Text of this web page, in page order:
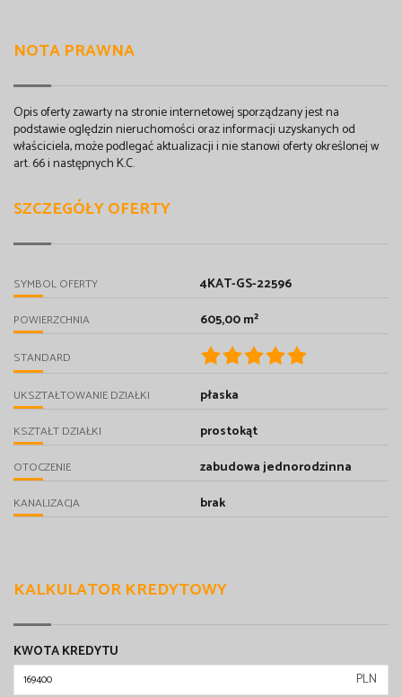
NOTA PRAWNA
Opis oferty zawarty na stronie internetowej sporządzany jest na
podstawie oględzin nieruchomości oraz informacji uzyskanych od
właściciela, może podlegać aktualizacji i nie stanowi oferty określonej w
art. 66 i następnych K.C.
SZCZEGÓŁY OFERTY
SYMBOL OFERTY 4KAT-GS-22596
POWIERZCHNIA 605,00 m²
STANDARD
UKSZTAŁTOWANIE DZIAŁKI płaska
KSZTAŁT DZIAŁKI prostokąt
OTOCZENIE zabudowa jednorodzinna
KANALIZACJA brak
KALKULATOR KREDYTOWY
KWOTA KREDYTU
PLN